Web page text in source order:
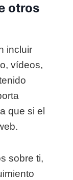
otros
incluir
vídeos,
que si el
sobre ti,